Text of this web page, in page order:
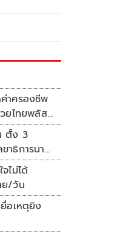
าครองชีพ
ยไทยพลัส’
ตั้ง 3
าธิการนา
ไม่ได้
ย/วัน
อเหตุยิง